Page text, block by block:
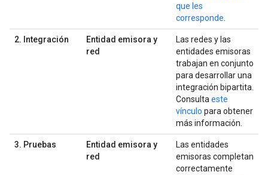
que les
corresponde.
2. Integración
Entidad emisora y
red
Las redes y las
entidades emisoras
trabajan en conjunto
para desarrollar una
integración bipartita.
Consultaeste
vínculo para obtener
más información.
3. Pruebas
Entidad emisora y
red
Las entidades
emisoras completan
correctamente